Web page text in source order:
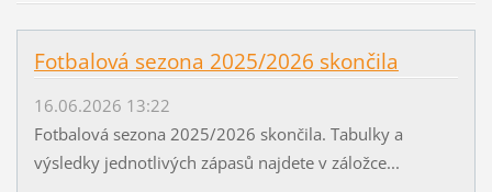
Fotbalová sezona 2025/2026 skončila
16.06.2026 13:22
Fotbalová sezona 2025/2026 skončila. Tabulky a
výsledky jednotlivých zápasů najdete v záložce...